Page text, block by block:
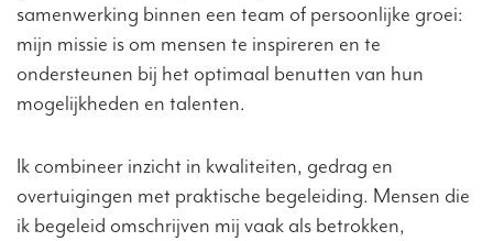
samenwerking binnen een team of persoonlijke groei:
mijn missie is om mensen te inspireren en te
ondersteunen bij het optimaal benutten van hun
mogelijkheden en talenten.
Ik combineer inzicht in kwaliteiten, gedrag en
overtuigingen met praktische begeleiding. Mensen die
ik begeleid omschrijven mij vaak als betrokken,